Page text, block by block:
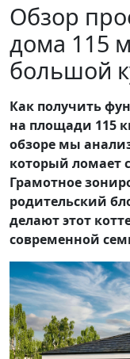
Обзор
дома 115
большой
Как получить
на площади 115
обзоре мы
который ломает
Грамотное
родительский
делают этот
современной